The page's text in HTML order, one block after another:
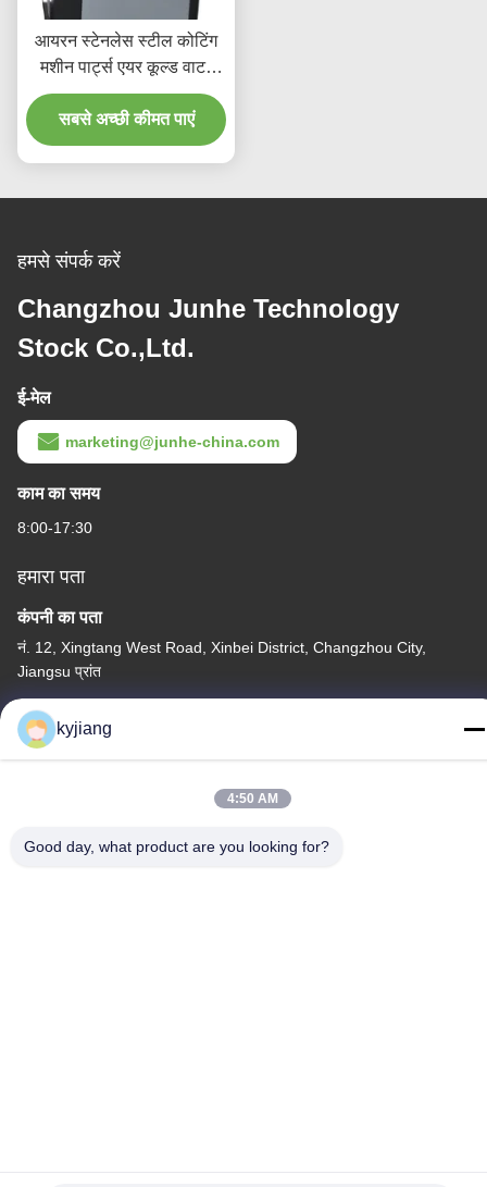
आयरन स्टेनलेस स्टील कोटिंग
मशीन पार्ट्स एयर कूल्ड वाटर
चिलर
सबसे अच्छी कीमत पाएं
हमसे संपर्क करें
Changzhou Junhe Technology
Stock Co.,Ltd.
ई-मेल
marketing@junhe-china.com
काम का समय
8:00-17:30
हमारा पता
कंपनी का पता
नं. 12, Xingtang West Road, Xinbei District, Changzhou City,
Jiangsu प्रांत
कारखाने का पता
नं. 12, Xingtang West Road, Xinbei District, Changzhou City,
86-133-8280-7820
kyjiang
4:50 AM
Good day, what product are you looking for?